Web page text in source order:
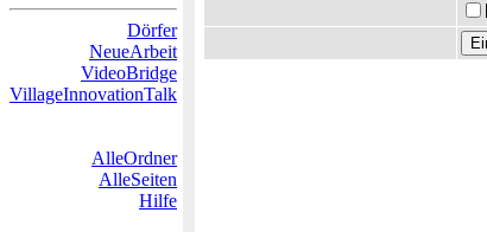
Dörfer
NeueArbeit
VideoBridge
VillageInnovationTalk
AlleOrdner
AlleSeiten
Hilfe